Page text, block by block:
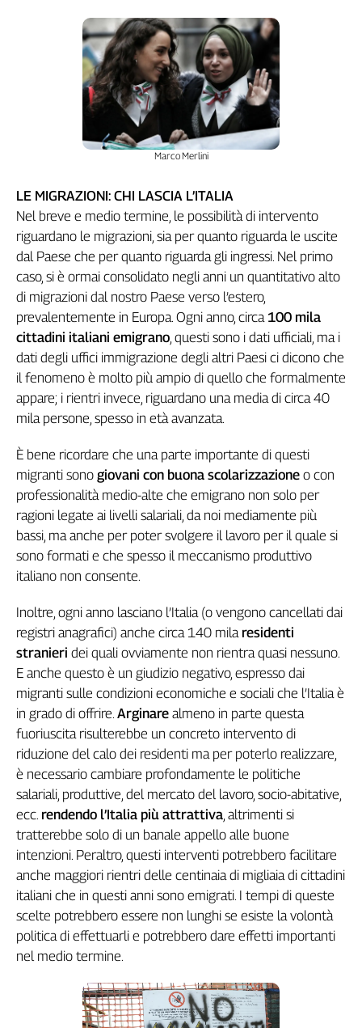
Marco Merlini
LE MIGRAZIONI: CHI LASCIA L’ITALIA
Nel breve e medio termine, le possibilità di intervento
riguardano le migrazioni, sia per quanto riguarda le uscite
dal Paese che per quanto riguarda gli ingressi. Nel primo
caso, si è ormai consolidato negli anni un quantitativo alto
di migrazioni dal nostro Paese verso l’estero,
prevalentemente in Europa. Ogni anno, circa 100 mila
cittadini italiani emigrano , questi sono i dati ufficiali, ma i
dati degli uffici immigrazione degli altri Paesi ci dicono che
il fenomeno è molto più ampio di quello che formalmente
appare; i rientri invece, riguardano una media di circa 40
mila persone, spesso in età avanzata.
È bene ricordare che una parte importante di questi
migranti sono giovani con buona scolarizzazione o con
professionalità medio-alte che emigrano non solo per
ragioni legate ai livelli salariali, da noi mediamente più
bassi, ma anche per poter svolgere il lavoro per il quale si
sono formati e che spesso il meccanismo produttivo
italiano non consente.
Inoltre, ogni anno lasciano l’Italia (o vengono cancellati dai
registri anagrafici) anche circa 140 mila residenti
stranieri dei quali ovviamente non rientra quasi nessuno.
E anche questo è un giudizio negativo, espresso dai
migranti sulle condizioni economiche e sociali che l’Italia è
in grado di offrire. Arginare almeno in parte questa
fuoriuscita risulterebbe un concreto intervento di
riduzione del calo dei residenti ma per poterlo realizzare,
è necessario cambiare profondamente le politiche
salariali, produttive, del mercato del lavoro, socio-abitative,
ecc. rendendo l’Italia più attrattiva , altrimenti si
tratterebbe solo di un banale appello alle buone
intenzioni. Peraltro, questi interventi potrebbero facilitare
anche maggiori rientri delle centinaia di migliaia di cittadini
italiani che in questi anni sono emigrati. I tempi di queste
scelte potrebbero essere non lunghi se esiste la volontà
politica di effettuarli e potrebbero dare effetti importanti
nel medio termine.